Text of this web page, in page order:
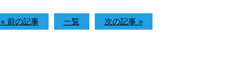
« 前の記事 一覧 次の記事 »